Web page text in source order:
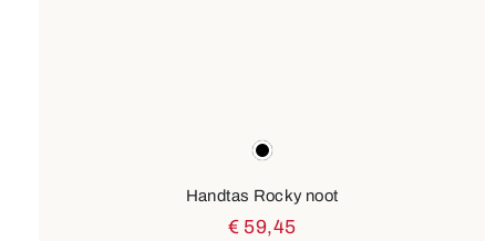
zwart
Handtas Rocky noot
€ 59,45